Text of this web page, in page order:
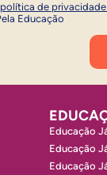
política de
Educação
Educação
Educação
Educação